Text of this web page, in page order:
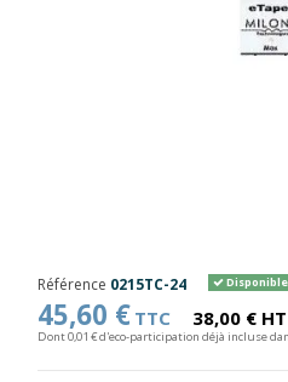
Référence 0215TC-24 Disponible
45,60 € TTC 38,00 € HT
Dont 0,01 € d'eco-participation déjà incluse